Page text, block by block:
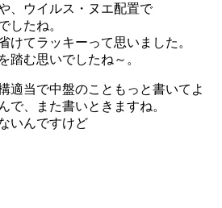
、ウイルス・ヌエ配置で
したね。
けてラッキーって思いました。
踏む思いでしたね～。
適当で中盤のこともっと書いてよ
で、また書いときますね。
いんですけど